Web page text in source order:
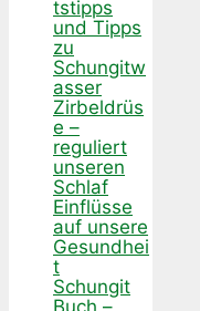
tstipps
und Tipps
zu
Schungitw
asser
Zirbeldrüs
e –
reguliert
unseren
Schlaf
Einflüsse
auf unsere
Gesundhei
t
Schungit
Buch –